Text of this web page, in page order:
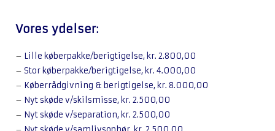
Vores ydelser:
– Lille køberpakke/berigtigelse, kr. 2.800,00
– Stor køberpakke/berigtigelse, kr. 4.000,00
– Køberrådgivning & berigtigelse, kr. 8.000,00
– Nyt skøde v/skilsmisse, kr. 2.500,00
– Nyt skøde v/separation, kr. 2.500,00